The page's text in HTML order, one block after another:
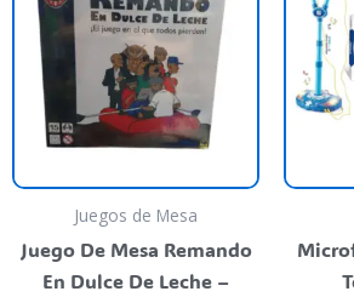
Juegos de Mesa
Juego De Mesa Remando
En Dulce De Leche –